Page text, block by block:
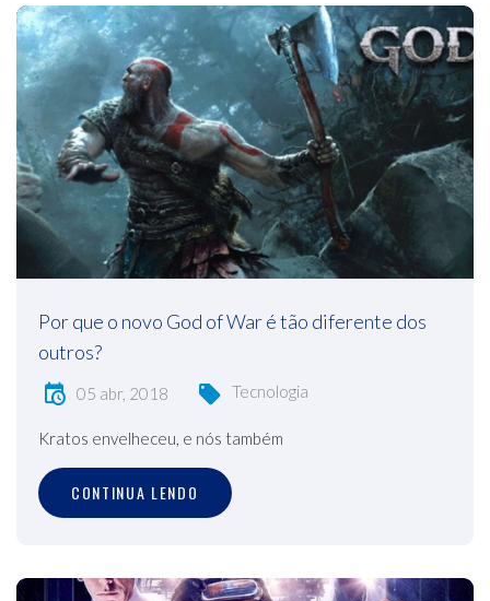
Por que o novo God of War é tão diferente dos
outros?
05 abr, 2018 Tecnologia
Kratos envelheceu, e nós também
CONTINUA LENDO